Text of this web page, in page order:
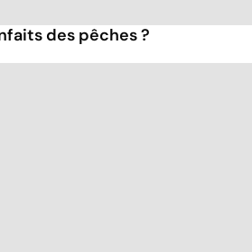
des pêches ?